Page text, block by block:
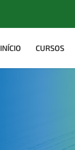
INÍCIO CURSOS